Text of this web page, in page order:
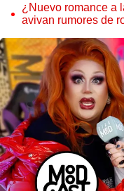
¿Nuevo romance a
avivan rumores de